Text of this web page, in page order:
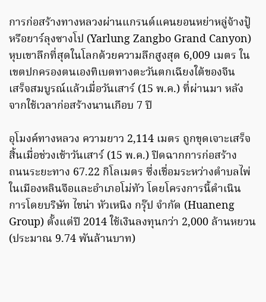
การก่อสร้างทางหลวงผ่านแกรนด์แคนยอนหย่าหลู่จ้างปู้
หรือยาร์ลุงซางโป (Yarlung Zangbo Grand Canyon)
หุบเขาลึกที่สุดในโลกด้วยความลึกสูงสุด 6,009 เมตร ใน
เขตปกครองตนเองทิเบตทางตะวันตกเฉียงใต้ของจีน
เสร็จสมบูรณ์แล้วเมื่อวันเสาร์ (15 พ.ค.) ที่ผ่านมา หลัง
จากใช้เวลาก่อสร้างนานเกือบ 7 ปี
อุโมงค์ทางหลวง ความยาว 2,114 เมตร ถูกขุดเจาะเสร็จ
สิ้นเมื่อช่วงเช้าวันเสาร์ (15 พ.ค.) ปิดฉากการก่อสร้าง
ถนนระยะทาง 67.22 กิโลเมตร ซึ่งเชื่อมระหว่างตำบลไพ่
ในเมืองหลินจือและอำเภอโม่ทัว โดยโครงการนี้ดำเนิน
การโดยบริษัท ไชน่า หัวเหนิง กรุ๊ป จำกัด (Huaneng
Group) ตั้งแต่ปี 2014 ใช้เงินลงทุนกว่า 2,000 ล้านหยวน
(ประมาณ 9.74 พันล้านบาท)